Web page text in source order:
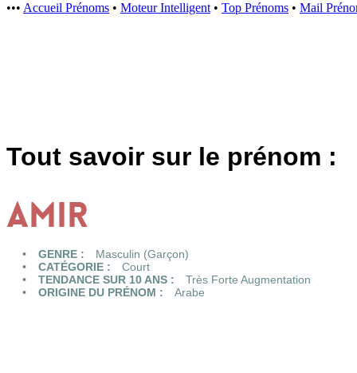
••• Accueil Prénoms • Moteur Intelligent • Top Prénoms • Mail
Tout savoir sur le prénom :
AMIR
GENRE :
Masculin (Garçon)
CATÉGORIE :
Court
TENDANCE SUR 10 ANS :
Très Forte Augmentation
ORIGINE DU PRÉNOM :
Arabe